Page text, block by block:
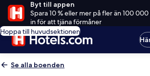
Byt till appen
Spara 10 % eller mer på fler än 100
in för att tjäna förmåner
Hoppa till huvudsektionen
Se alla boenden